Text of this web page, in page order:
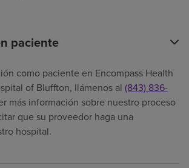
paciente
como paciente en Encompass Health
of Bluffton, llámenos al (843) 836-
más información sobre nuestro proceso
que su proveedor haga una
hospital.